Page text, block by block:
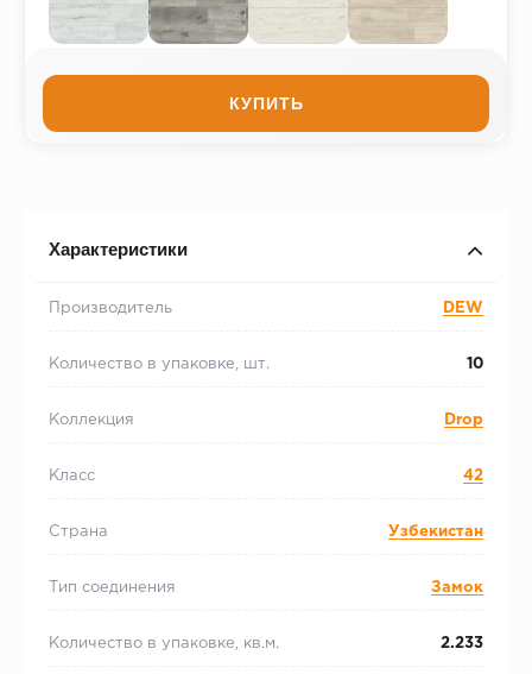
КУПИТЬ
Характеристики
Производитель DEW
Количество в упаковке, шт. 10
Коллекция Drop
Класс 42
Страна Узбекистан
Тип соединения Замок
Количество в упаковке, кв.м. 2.233